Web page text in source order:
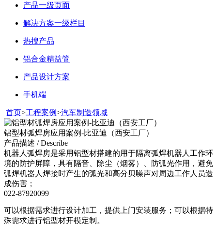
产品一级页面
解决方案一级栏目
热搜产品
铝合金精益管
产品设计方案
手机端
首页>工程案例>汽车制造领域
铝型材弧焊房应用案例-比亚迪（西安工厂）
产品描述 / Describe
机器人弧焊房是采用铝型材搭建的用于隔离弧焊机器人工作环
境的防护屏障，具有隔音、除尘（烟雾）、防弧光作用，避免
弧焊机器人焊接时产生的弧光和高分贝噪声对周边工作人员造
成伤害；
022-87920099
可以根据需求进行设计加工，提供上门安装服务；可以根据特
殊需求进行铝型材开模定制。